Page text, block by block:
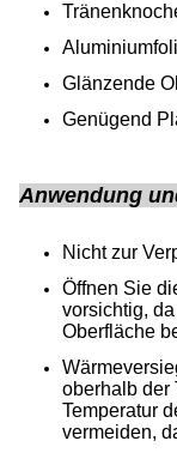
Glänzende
Genügend
Anwendung
Nicht zur
Öffnen Sie
vorsichtig,
Oberfläche
oberhalb der
Temperatur
vermeiden,